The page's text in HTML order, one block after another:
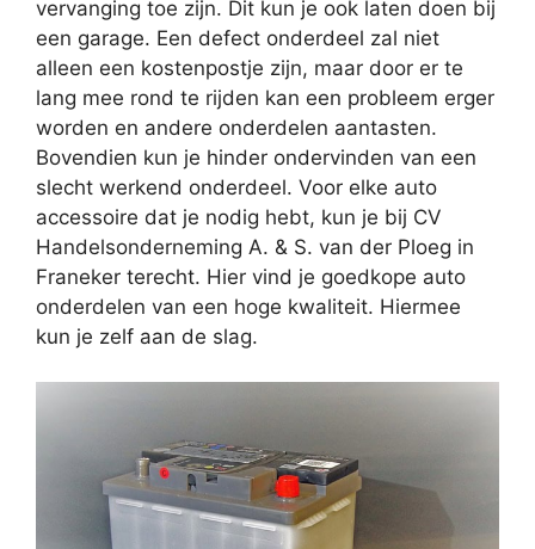
vervanging toe zijn. Dit kun je ook laten doen bij
een garage. Een defect onderdeel zal niet
alleen een kostenpostje zijn, maar door er te
lang mee rond te rijden kan een probleem erger
worden en andere onderdelen aantasten.
Bovendien kun je hinder ondervinden van een
slecht werkend onderdeel. Voor elke auto
accessoire dat je nodig hebt, kun je bij CV
Handelsonderneming A. & S. van der Ploeg in
Franeker terecht. Hier vind je goedkope auto
onderdelen van een hoge kwaliteit. Hiermee
kun je zelf aan de slag.